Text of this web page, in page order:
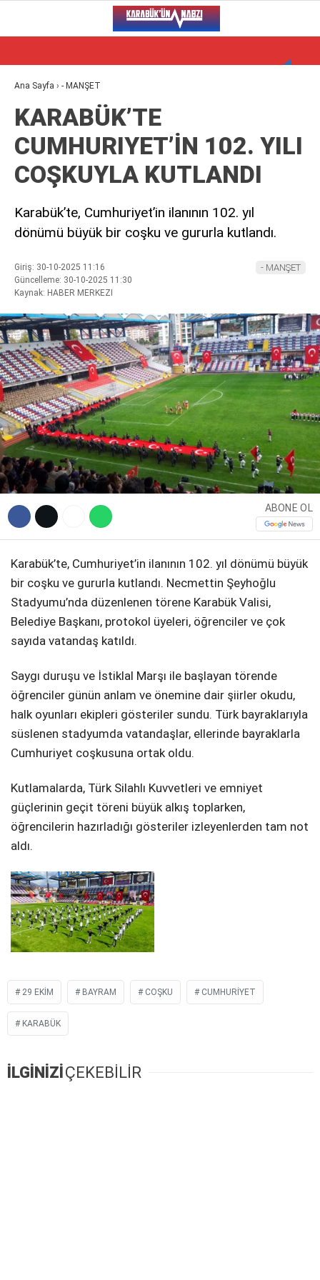
WhatsApp İhbar Hattı
Facebook
Instagram
Youtube
27.9
KARABÜK
VİDEO
ALT MANŞET
GÜNCEL
BÖLGEDEN
SPOR
Ana Sayfa › - MANŞET
KARABÜK’TE
CUMHURIYET’İN 102. YILI
COŞKUYLA KUTLANDI
Karabük’te, Cumhuriyet’in ilanının 102. yıl
dönümü büyük bir coşku ve gururla kutlandı.
Giriş: 30-10-2025 11:16
Güncelleme: 30-10-2025 11:30
Kaynak: HABER MERKEZI
- MANŞET
ABONE OL
Karabük’te, Cumhuriyet’in ilanının 102. yıl dönümü büyük
bir coşku ve gururla kutlandı. Necmettin Şeyhoğlu
Stadyumu’nda düzenlenen törene Karabük Valisi,
Belediye Başkanı, protokol üyeleri, öğrenciler ve çok
sayıda vatandaş katıldı.
Saygı duruşu ve İstiklal Marşı ile başlayan törende
öğrenciler günün anlam ve önemine dair şiirler okudu,
halk oyunları ekipleri gösteriler sundu. Türk bayraklarıyla
süslenen stadyumda vatandaşlar, ellerinde bayraklarla
Cumhuriyet coşkusuna ortak oldu.
Kutlamalarda, Türk Silahlı Kuvvetleri ve emniyet
güçlerinin geçit töreni büyük alkış toplarken,
öğrencilerin hazırladığı gösteriler izleyenlerden tam not
aldı.
29 EKIM BAYRAM COŞKU CUMHURIYET
KARABÜK
İLGİNİZİÇEKEBİLİR